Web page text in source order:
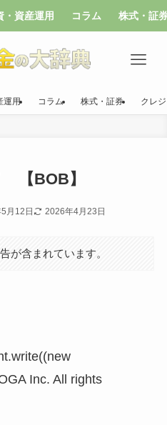
・資産運用 コラム 株式・証
運用 コラム 株式・証券 クレ
【BOB】
月12日 2026年4月23日
が含まれています。
Inc. All rights